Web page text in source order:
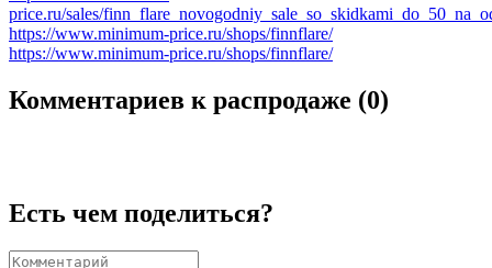
price.ru/sales/
https://www.minimum-price.ru/shops/finnflare/
https://www.minimum-price.ru/shops/finnflare/
Комментариев к распродаже (0)
Есть чем поделиться?